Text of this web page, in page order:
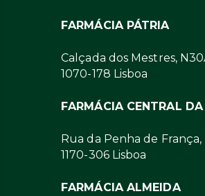
FARMÁCIA PÁTRIA
Calçada dos Mestres,
1070-178 Lisboa
FARMÁCIA CENTRAL DA
Rua da Penha de França,
1170-306 Lisboa
FARMÁCIA ALMEIDA